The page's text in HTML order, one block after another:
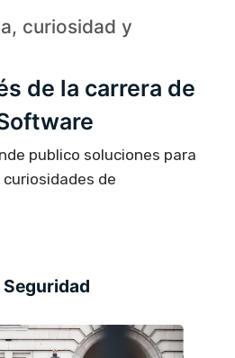
curiosidad y
de la carrera de
publico soluciones para
de